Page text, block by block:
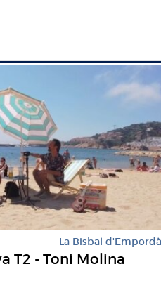
La Bisbal d'Empordà
T2 - Toni Molina